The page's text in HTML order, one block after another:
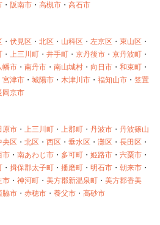
・ 阪南市 ・ 高槻市 ・ 高石市
・ 伏見区 ・ 北区 ・ 山科区 ・ 左京区 ・ 東山区 ・
・ 上三川町 ・ 井手町 ・ 京丹後市 ・ 京丹波町 ・
幡市 ・ 南丹市 ・ 南山城村 ・ 向日市 ・ 和束町 ・
宮津市 ・ 城陽市 ・ 木津川市 ・ 福知山市 ・ 笠置
岡京市
原市 ・ 上三川町 ・ 上郡町 ・ 丹波市 ・ 丹波篠山
央区 ・ 北区 ・ 西区 ・ 垂水区 ・ 灘区 ・ 長田区 ・
市 ・ 南あわじ市 ・ 多可町 ・ 姫路市 ・ 宍粟市 ・
・ 揖保郡太子町 ・ 播磨町 ・ 明石市 ・ 朝来市 ・
市 ・ 神河町 ・ 美方郡新温泉町 ・ 美方郡香美
脇市 ・ 赤穂市 ・ 養父市 ・ 高砂市